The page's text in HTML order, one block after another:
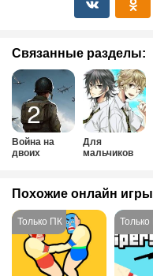
Связанные разделы:
Война на
двоих
Для
мальчиков
Похожие онлайн игры